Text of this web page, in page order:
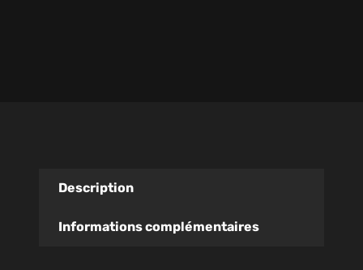
Description
Informations complémentaires